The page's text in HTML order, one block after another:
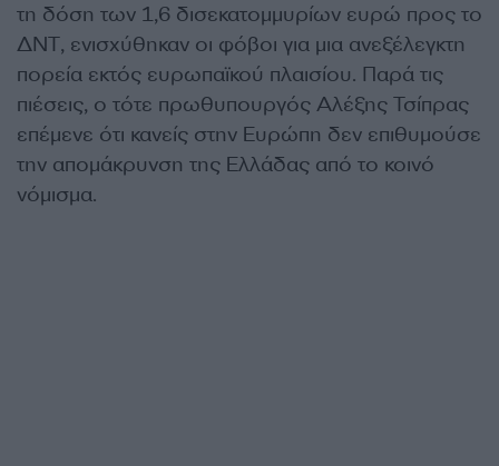
τη δόση των 1,6 δισεκατομμυρίων ευρώ προς το
ΔΝΤ, ενισχύθηκαν οι φόβοι για μια ανεξέλεγκτη
πορεία εκτός ευρωπαϊκού πλαισίου. Παρά τις
πιέσεις, ο τότε πρωθυπουργός Αλέξης Τσίπρας
επέμενε ότι κανείς στην Ευρώπη δεν επιθυμούσε
την απομάκρυνση της Ελλάδας από το κοινό
νόμισμα.